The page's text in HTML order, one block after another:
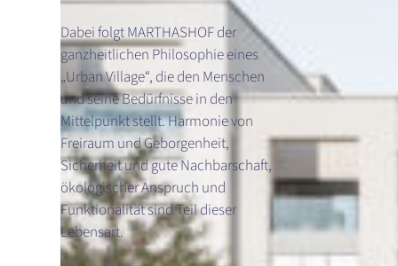
Dabei folgt MARTHASHOF der
ganzheitlichen Philosophie eines
„Urban Village“, die den Menschen
und seine Bedürfnisse in den
Mittelpunkt stellt. Harmonie von
Freiraum und Geborgenheit,
Sicherheit und gute Nachbarschaft,
ökologischer Anspruch und
Funktionalität sind Teil dieser
Lebensart.